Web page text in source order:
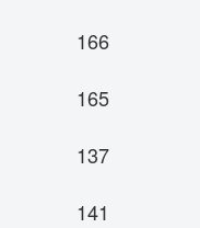
166
165
137
141